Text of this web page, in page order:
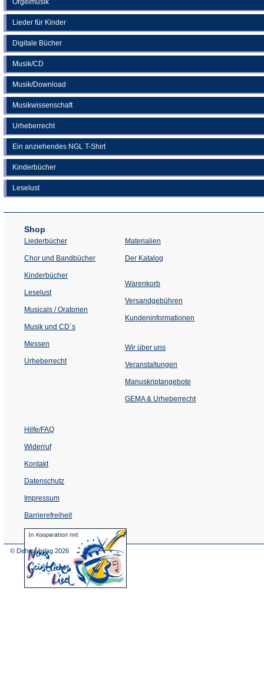
Lieder für Kinder
Digitale Bücher
Musik/CD
Musik/Download
Musikwissenschaft
Urheberrecht
Ein anziehendes NGL T-Shirt
Kinderbücher
Leselust
Shop
Liederbücher
Chor und Bandbücher
Kinderbücher
Leselust
Musicals / Oratorien
Musik und CD´s
Messen
Urheberrecht
Materialien
Der Katalog
Warenkorb
Versandgebühren
Kundeninformationen
Wir über uns
Veranstaltungen
einem
Tab)
Manuskriptangebote
GEMA & Urheberrecht
Hilfe/FAQ
Widerruf
Kontakt
Datenschutz
Impressum
Barrierefreiheit
(Öffnet
in
© Dehm Verlag 2026